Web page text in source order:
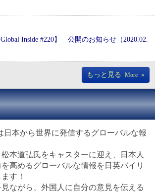
Inside #220】 公開のお知らせ（2020.02.
もっと見る More »
日本から世界に発信するグローバルな報
松本道弘氏をキャスターに迎え、日本人
高めるグローバルな情報を日英バイリ
す！
ながら、外国人に自分の意見を伝える